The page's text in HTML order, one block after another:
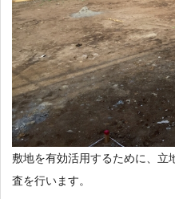
敷地を有効活用するために、立
査を行います。